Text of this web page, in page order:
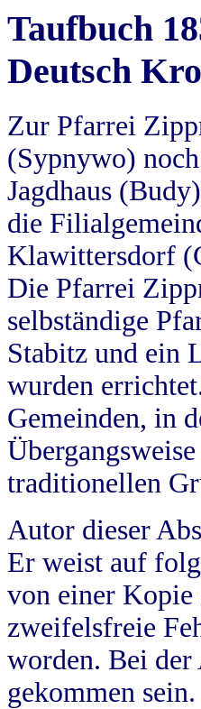
Taufbuch
Deutsch
Zur Pfarrei
(Sypnywo)
Jagdhaus
die
Klawittersdorf
Die Pfarrei
selbständige
Stabitz und ein
wurden
Gemeinden, in
traditionellen
Autor dieser
Er weist auf
von einer Kopie
zweifelsfreie
worden. Bei der
gekommen